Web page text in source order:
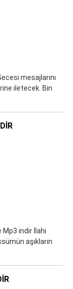
mesajlarını
iletecek. Bin
Mp3 indir İlahi
aşıkların